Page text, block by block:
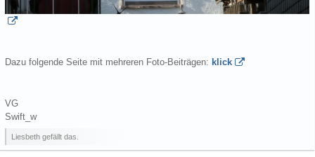
Dazu folgende Seite mit mehreren Foto-Beiträgen: klick
VG
Swift_w
Liesbeth gefällt das.